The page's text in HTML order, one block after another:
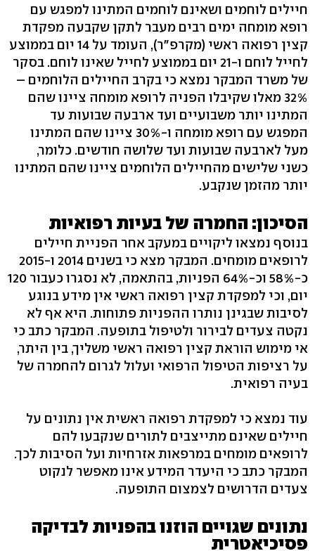
חיילים לוחמים ושאינם לוחמים המתינו למפגש עם
רופא מומחה ימים רבים מעבר לתקן שקבעה מפקדת
קצין רפואה ראשי (מקרפ"ר), העומד על 14 יום בממוצע
לחייל לוחם ו-21 יום בממוצע לחייל שאינו לוחם. בסקר
של משרד המבקר נמצא כי בקרב החיילים הלוחמים –
32% מאלו שקיבלו הפניה לרופא מומחה ציינו שהם
המתינו יותר משבועיים ועד ארבעה שבועות עד
המפגש עם רופא מומחה ו-30% ציינו שהם המתינו
מעל לארבעה שבועות ועד שלושה חודשים. כלומר,
כשני שלישים מהחיילים הלוחמים ציינו שהם המתינו
יותר מהזמן שנקבע.
הסיכון: החמרה של בעיות רפואיות
בנוסף נמצאו ליקויים במעקב אחר הפניית חיילים
לרופאים מומחים. המבקר מצא כי בשנים 2014 ו-2015
כ-58% וכ-64% הפניות, בהתאמה, לא נסגרו כעבור 120
יום, וכי למפקדת קצין רפואה ראשי אין מידע בנוגע
לסיבות שבגינן נותרו ההפניות פתוחות. היא אף לא
נקטה צעדים לבירור ולטיפול בתופעה. המבקר כתב כי
אי מימוש הוראת קצין רפואה ראשי משליך, בין היתר,
על רציפות הטיפול הרפואי ועלול לגרום להחמרה של
בעיה רפואית.
עוד נמצא כי למפקדת רפואה ראשית אין נתונים על
חיילים שאינם מתייצבים לתורים שנקבעו להם
לרופאים מומחים במרפאות אזרחיות ועל הסיבות לכך.
המבקר כתב כי היעדר המידע אינו מאפשר לנקוט
צעדים הדרושים לצמצום התופעה.
נתונים שגויים הוזנו בהפניות לבדיקה
פסיכיאטרית